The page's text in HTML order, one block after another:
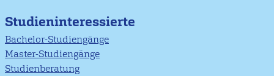
Studieninteressierte
Bachelor-Studiengänge
Master-Studiengänge
Studienberatung